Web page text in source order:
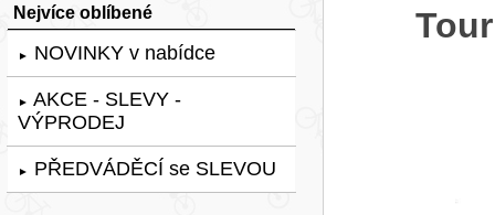
Nejvíce oblíbené
► NOVINKY v nabídce
► AKCE - SLEVY -
VÝPRODEJ
► PŘEDVÁDĚCÍ se SLEVOU